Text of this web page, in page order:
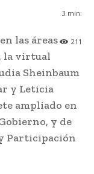
3 min.
211
las áreas
la virtual
Sheinbaum
y Leticia
ampliado en
y de
Participación